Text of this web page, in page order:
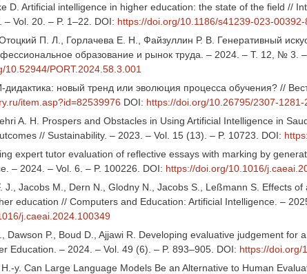
D. Artificial intelligence in higher education: the state of the field //
– Vol. 20. – P. 1–22. DOI: https://doi.org/10.1186/s41239-023-00392-
П. Л., Горлачева Е. Н., Файзуллин Р. В. Генеративный
образование и рынок труда. – 2024. – Т. 12, № 3.
10.52944/PORT.2024.58.3.001
новый тренд или эволюция процесса обучения? //
item.asp?id=82539976 DOI: https://doi.org/10.26795/2307-
A. H. Prospers and Obstacles in Using Artificial Intelligence in
// Sustainability. – 2023. – Vol. 15 (13). – P. 10723. DOI:
expert tutor evaluation of reflective essays with marking by
– 2024. – Vol. 6. – P. 100226. DOI: https://doi.org/10.1016/
J., Jacobs M., Dern N., Glodny N., Jacobs S., Leßmann S. Effects
education // Computers and Education: Artificial Intelligence. –
j.caeai.2024.100349
Dawson P., Boud D., Ajjawi R. Developing evaluative judgement
Education. – 2024. – Vol. 49 (6). – P. 893–905. DOI: https://doi.org/
y. Can Large Language Models Be an Alternative to Human